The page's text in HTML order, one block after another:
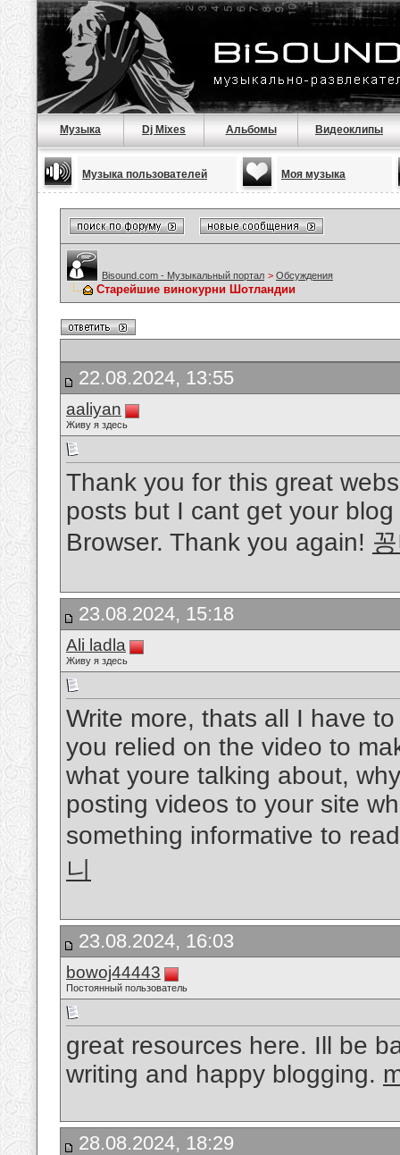
Музыка Dj Mixes Альбомы Видеоклипы
Музыка пользователей Моя музыка
Bisound.com - Музыкальный портал > Обсуждения
Старейшие винокурни Шотландии
22.08.2024, 13:55
aaliyan
Живу я здесь
Thank you for this great
posts but I cant get your
Browser. Thank you again!
23.08.2024, 15:18
Ali ladla
Живу я здесь
Write more, thats all I have
you relied on the video to
what youre talking about,
posting videos to your site
something informative to
니
23.08.2024, 16:03
bowoj44443
Постоянный пользователь
great resources here. Ill be
writing and happy blogging.
28.08.2024, 18:29